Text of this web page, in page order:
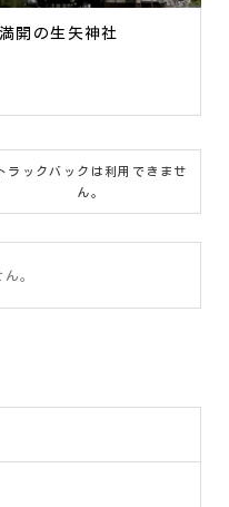
満開の生矢神社
トラックバックは利用できませ
ん。
。